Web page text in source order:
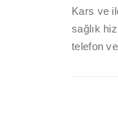
Kars ve
sağlık
telefon